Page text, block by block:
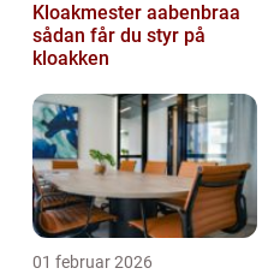
Kloakmester aabenbraa
sådan får du styr på
kloakken
01 februar 2026